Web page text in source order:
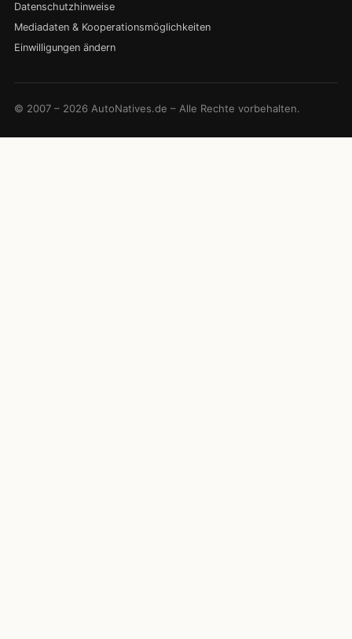
Datenschutzhinweise
Mediadaten & Kooperationsmöglichkeiten
Einwilligungen ändern
© 2007 – 2026 AutoNatives.de – Alle Rechte vorbehalten.